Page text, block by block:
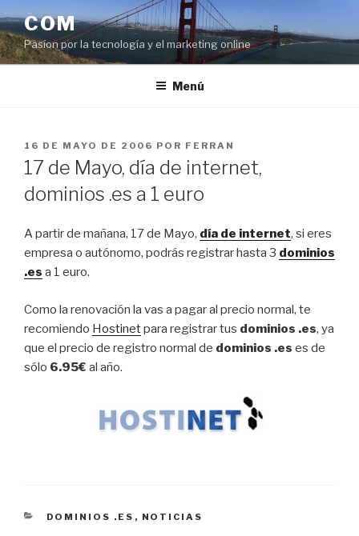
al
contenido
COM
Pasíon por la tecnología y el marketing online
Menú
PUBLICADO
EL
16 DE MAYO DE 2006 POR FERRAN
17 de Mayo, día de internet,
dominios .es a 1 euro
A partir de mañana, 17 de Mayo, día de internet, si eres
empresa o autónomo, podrás registrar hasta 3 dominios
.es a 1 euro.
Como la renovación la vas a pagar al precio normal, te
recomiendo Hostinetpara registrar tus dominios .es, ya
que el precio de registro normal de dominios .es es de
sólo 6.95€ al año.
CATEGORÍAS
DOMINIOS .ES , NOTICIAS